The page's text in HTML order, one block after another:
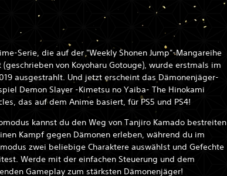
Serie, die auf der "Weekly Shonen Jump"-Mangareihe
(geschrieben von Koyoharu Gotouge), wurde erstmals im
ausgestrahlt. Und jetzt erscheint das Dämonenjäger-
Demon Slayer -Kimetsu no Yaiba- The Hinokami
das auf dem Anime basiert, für PS5 und PS4!
kannst du den Weg von Tanjiro Kamado bestreiten
Kampf gegen Dämonen erleben, während du im
zwei beliebige Charaktere auswählst und Gefechte
Werde mit der einfachen Steuerung und dem
Gameplay zum stärksten Dämonenjäger!